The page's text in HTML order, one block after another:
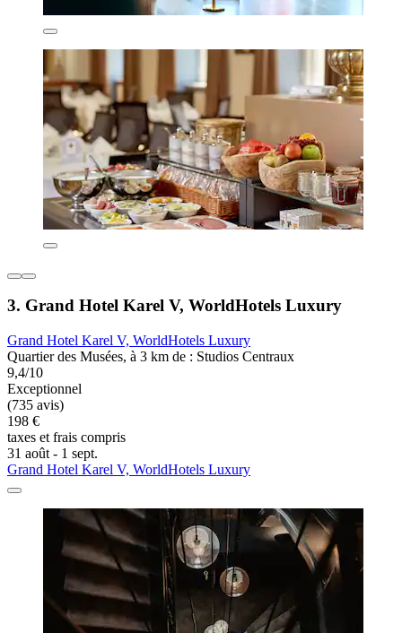
3. Grand Hotel Karel V, WorldHotels Luxury
Grand Hotel Karel V, WorldHotels Luxury
Quartier des Musées, à 3 km de : Studios Centraux
9,4/10
Exceptionnel
(735 avis)
198 €
taxes et frais compris
31 août - 1 sept.
Grand Hotel Karel V, WorldHotels Luxury